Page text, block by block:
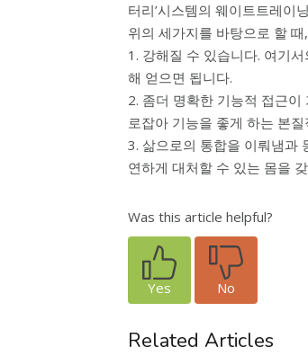
터리’시스템의 웨이트트레이
위의 세가지를 바탕으로 할 때,
1. 강해질 수 있습니다. 여기
해 얻으면 됩니다.
2. 좀더 명확한 기능적 접근
로잡아 기능을 좋게 하는 본
3. 삶으로의 통합을 이뤄냄과
연하게 대처할 수 있는 몸을
Was this article helpful?
Yes No
Related Articles